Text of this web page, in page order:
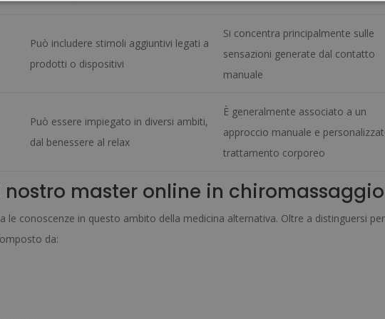
Può includere stimoli aggiuntivi legati a
prodotti o dispositivi
Si concentra principalmente sulle
sensazioni generate dal contatto
manuale
Può essere impiegato in diversi ambiti,
dal benessere al relax
È generalmente associato a un
approccio manuale e
trattamento corporeo
master online in chiromassaggio
le conoscenze in questo ambito della medicina alternativa. Oltre a distinguersi
da: